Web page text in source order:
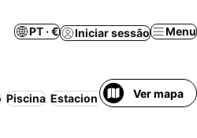
PT · € Iniciar sessão Menu
Piscina EstacionamentoVer mapa